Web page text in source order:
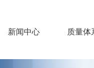
新闻中心 质量体